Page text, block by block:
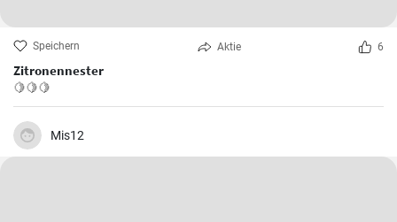
Speichern Aktie 6
Zitronennester
🍋🍋🍋
Mis12